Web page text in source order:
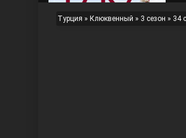
Турция » Клюквенный » 3 сезон » 34